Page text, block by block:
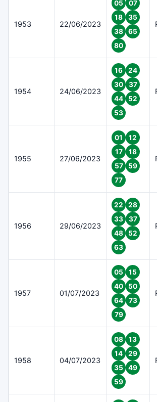
1953 22/06/2023
05
07
18
35
38
65
80
1954 24/06/2023
16
24
30
37
44
52
53
1955 27/06/2023
01
12
17
18
57
59
77
1956 29/06/2023
22
28
33
37
48
52
63
1957 01/07/2023
05
15
40
50
64
73
79
1958 04/07/2023
08
13
14
29
35
49
59